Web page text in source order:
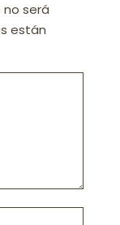
será
están